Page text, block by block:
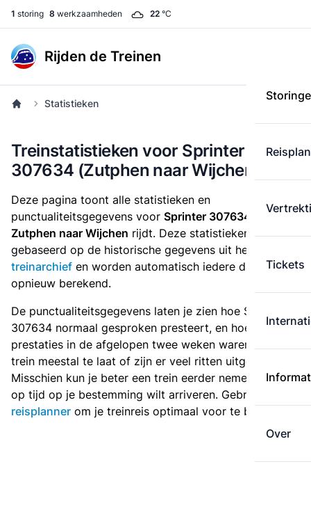
1 storing 8 werkzaamheden 22 °C
Rijden de Treinen
Tickets
Over
Statistieken
Treinstatistieken voor Sprinter
307634 (Zutphen naar Wijchen)
Deze pagina toont alle statistieken en
punctualiteitsgegevens voor Sprinter 307634 die van
Zutphen naar Wijchen rijdt. Deze statistieken zijn
gebaseerd op de historische gegevens uit het
treinarchief en worden automatisch iedere dag
opnieuw berekend.
De punctualiteitsgegevens laten je zien hoe Sprinter
307634 normaal gesproken presteert, en hoe de
prestaties in de afgelopen twee weken waren. Is deze
trein meestal te laat of zijn er veel ritten uitgevallen?
Misschien kun je beter een trein eerder nemen als je
op tijd op je bestemming wilt arriveren. Gebruik de
reisplanner om je treinreis optimaal voor te bereiden.